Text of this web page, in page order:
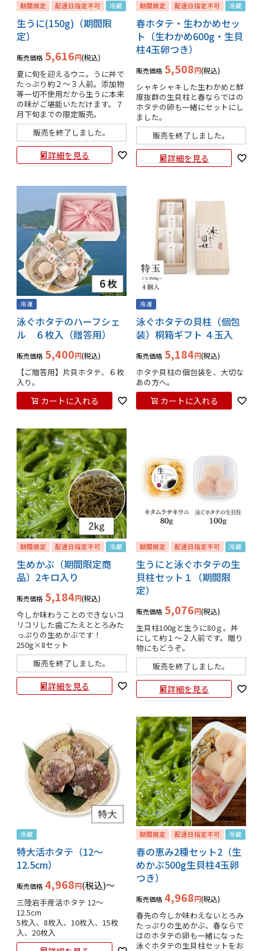
期間限定 配達日指定不可 冷蔵
生うに(150g)（期間限
定）
販売価格 5,616 税込
夏に旬を迎えるウニ。うに丼で
たっぷり約２〜３人前。添加物
等一切不使用だから生うに本来
の味がご堪能いただけます。７
月下旬までの限定販売。
販売を終了しました。
詳細を見る
期間限定 配達日指定不可 冷蔵
春ホタテ・生わかめセッ
ト（生わかめ600g・生貝
柱4玉卵つき）
販売価格 5,508 税込
シャキシャキした生わかめと鮮
度抜群の生貝柱と春ならではの
ホタテの卵も一緒にセットにし
ました。
販売を終了しました。
詳細を見る
冷凍
泳ぐホタテのハーフシェ
ル ６枚入（贈答用）
販売価格 5,400 税込
【ご贈答用】片貝ホタテ、６枚
入り。
カートに入れる
冷凍
泳ぐホタテの貝柱（個包
装）桐箱ギフト ４玉入
販売価格 5,184 税込
ホタテ貝柱の個包装を、大切な
あの方へ。
カートに入れる
期間限定 配達日指定不可 冷蔵
生めかぶ（期間限定商
品）2キロ入り
販売価格 5,184 税込
今しか味わうことのできないコ
リコリした歯ごたえととろみた
っぷりの生めかぶです！
250g×8セット
販売を終了しました。
詳細を見る
期間限定 配達日指定不可 冷蔵
生うにと泳ぐホタテの生
貝柱セット１（期間限
定）
販売価格 5,076 税込
生貝柱100gと生うに80ｇ。丼
にして約１～２人前です。贈り
物にもどうぞ。
販売を終了しました。
詳細を見る
冷蔵
特大活ホタテ（12～
12.5cm）
販売価格 4,968 税込 〜
三陸岩手産活ホタテ 12～
12.5cm
5枚入、8枚入、10枚入、15枚
入、20枚入
期間限定 配達日指定不可 冷蔵
春の恵み2種セット2（生
めかぶ500g生貝柱4玉卵
つき）
販売価格 4,968 税込
春先の今しか味わえないとろみ
たっぷりの生めかぶ、春ならで
はのホタテの卵も一緒になった
泳ぐホタテの生貝柱セットをお